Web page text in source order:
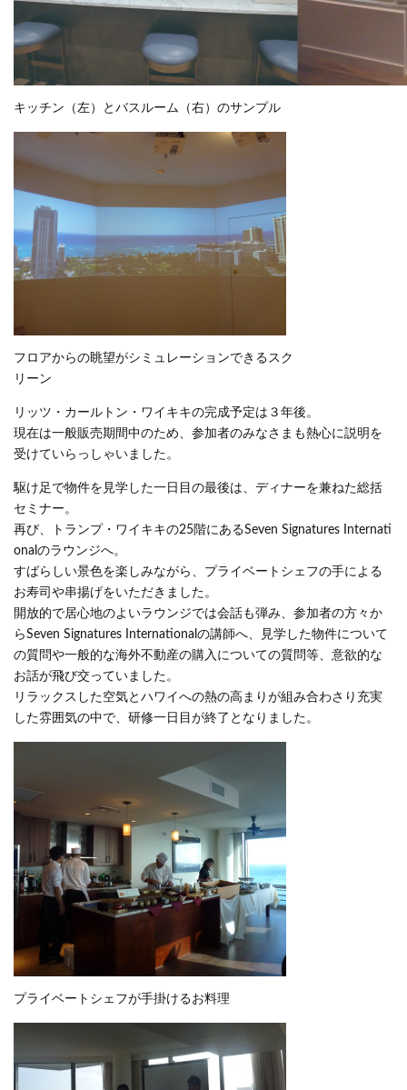
キッチン（左）とバスルーム（右）のサンプル
フロアからの眺望がシミュレーションできるスク
リーン
リッツ・カールトン・ワイキキの完成予定は３年後。
現在は一般販売期間中のため、参加者のみなさまも熱心に説明を
受けていらっしゃいました。
駆け足で物件を見学した一日目の最後は、ディナーを兼ねた総括
セミナー。
再び、トランプ・ワイキキの25階にあるSeven Signatures Internati
onalのラウンジへ。
すばらしい景色を楽しみながら、プライベートシェフの手による
お寿司や串揚げをいただきました。
開放的で居心地のよいラウンジでは会話も弾み、参加者の方々か
らSeven Signatures Internationalの講師へ、見学した物件について
の質問や一般的な海外不動産の購入についての質問等、意欲的な
お話が飛び交っていました。
リラックスした空気とハワイへの熱の高まりが組み合わさり充実
した雰囲気の中で、研修一日目が終了となりました。
プライベートシェフが手掛けるお料理